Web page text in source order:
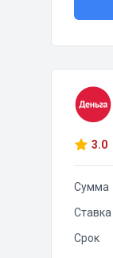
3.0
Сумма
Ставка
Срок